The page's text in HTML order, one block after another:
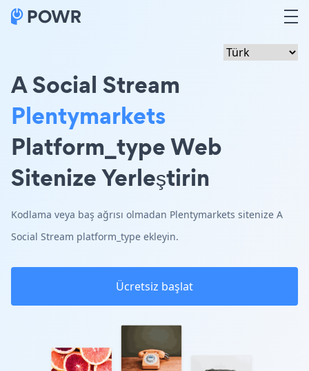
A Social Stream
Plentymarkets
Platform_type Web
Sitenize Yerleştirin
Kodlama veya baş ağrısı olmadan Plentymarkets sitenize A
Social Stream platform_type ekleyin.
Ücretsiz başlat